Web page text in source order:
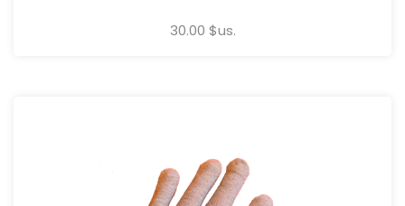
30.00 $us.